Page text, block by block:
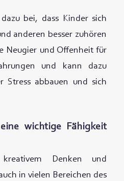
bei, dass Kinder sich
anderen besser zuhören
Neugier und Offenheit für
und kann dazu
Stress abbauen und sich
wichtige Fähigkeit
Denken und
in vielen Bereichen des